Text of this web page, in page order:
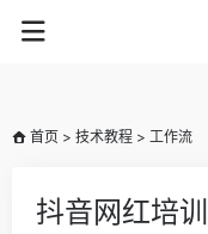
ae0dfad3
首页 > 技术教程 > 工作流
抖音网红培